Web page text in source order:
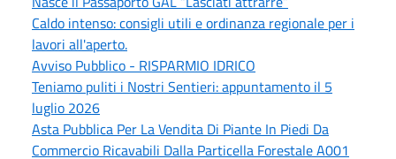
Caldo intenso: consigli utili e ordinanza regionale per i
lavori all'aperto.
Avviso Pubblico - RISPARMIO IDRICO
Teniamo puliti i Nostri Sentieri: appuntamento il 5
luglio 2026
Asta Pubblica Per La Vendita Di Piante In Piedi Da
Commercio Ricavabili Dalla Particella Forestale A001